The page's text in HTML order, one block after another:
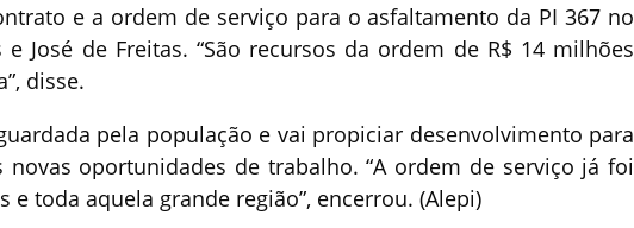
e a ordem de serviço para o asfaltamento da PI 367 no
José de Freitas. “São recursos da ordem de R$ 14 milhões
disse.
pela população e vai propiciar desenvolvimento para
oportunidades de trabalho. “A ordem de serviço já foi
e toda aquela grande região”, encerrou. (Alepi)